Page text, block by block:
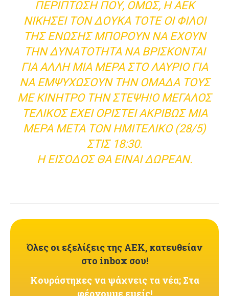
ΠΕΡΊΠΤΩΣΗ ΠΟΥ, ΌΜΩΣ, Η ΑΕΚ
ΝΙΚΉΣΕΙ ΤΟΝ ΔΟΎΚΑ ΤΌΤΕ ΟΙ ΦΊΛΟΙ
ΤΗΣ ΈΝΩΣΗΣ ΜΠΟΡΟΎΝ ΝΑ ΈΧΟΥΝ
ΤΗΝ ΔΥΝΑΤΌΤΗΤΑ ΝΑ ΒΡΊΣΚΟΝΤΑΙ
ΓΙΑ ΆΛΛΗ ΜΊΑ ΜΈΡΑ ΣΤΟ ΛΑΎΡΙΟ ΓΙΑ
ΝΑ ΕΜΨΥΧΏΣΟΥΝ ΤΗΝ ΟΜΆΔΑ ΤΟΥΣ
ΜΕ ΚΊΝΗΤΡΟ ΤΗΝ ΣΤΈΨΗ!Ο ΜΕΓΆΛΟΣ
ΤΕΛΙΚΌΣ ΈΧΕΙ ΟΡΙΣΤΕΊ ΑΚΡΙΒΏΣ ΜΊΑ
ΜΈΡΑ ΜΕΤΆ ΤΟΝ ΗΜΙΤΕΛΙΚΌ (28/5)
ΣΤΙΣ 18:30.
Η ΕΊΣΟΔΟΣ ΘΑ ΕΊΝΑΙ ΔΩΡΕΆΝ.